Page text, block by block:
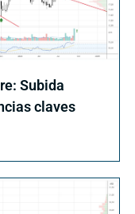
Subida
claves